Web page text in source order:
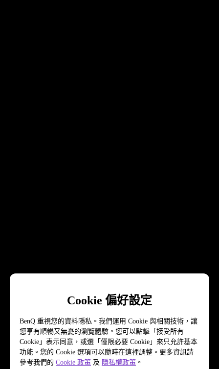
Cookie 偏好設定
BenQ 重視您的資料隱私。我們運用 Cookie 與相關技術，讓
您享有順暢又無憂的瀏覽體驗。您可以點擊「接受所有
Cookie」表示同意，或選「僅限必要 Cookie」來只允許基本
功能。您的 Cookie 選項可以隨時在這裡調整。更多資訊請
參考我們的 Cookie 政策 及 隱私權政策 。